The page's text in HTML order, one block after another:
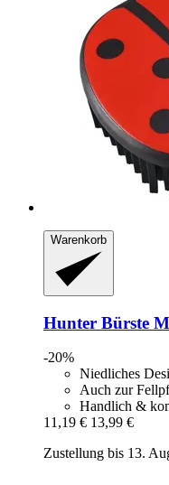
Warenkorb
Hunter Bürste
-20%
Niedliches
Auch zur
Handlich &
11,19 € 13,99 €
Zustellung bis 13.